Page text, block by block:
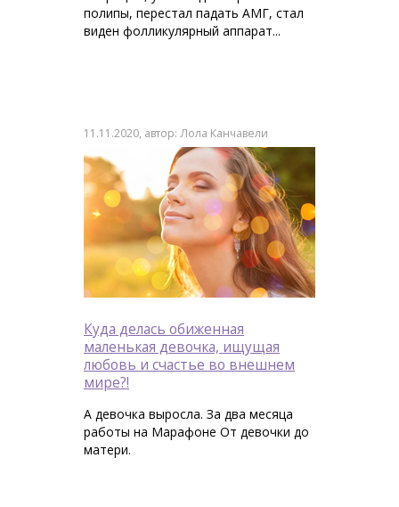
полипы, перестал падать АМГ, стал
виден фолликулярный аппарат...
11.11.2020, автор: Лола Канчавели
Куда делась обиженная
маленькая девочка, ищущая
любовь и счастье во внешнем
мире?!
А девочка выросла. За два месяца
работы на Марафоне От девочки до
матери.